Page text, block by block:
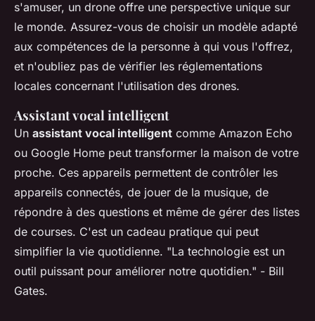
s'amuser, un drone offre une perspective unique sur
le monde. Assurez-vous de choisir un modèle adapté
aux compétences de la personne à qui vous l'offrez,
et n'oubliez pas de vérifier les réglementations
locales concernant l'utilisation des drones.
Assistant vocal intelligent
Un assistant vocal intelligent comme Amazon Echo
ou Google Home peut transformer la maison de votre
proche. Ces appareils permettent de contrôler les
appareils connectés, de jouer de la musique, de
répondre à des questions et même de gérer des listes
de courses. C'est un cadeau pratique qui peut
simplifier la vie quotidienne. "La technologie est un
outil puissant pour améliorer notre quotidien." - Bill
Gates.